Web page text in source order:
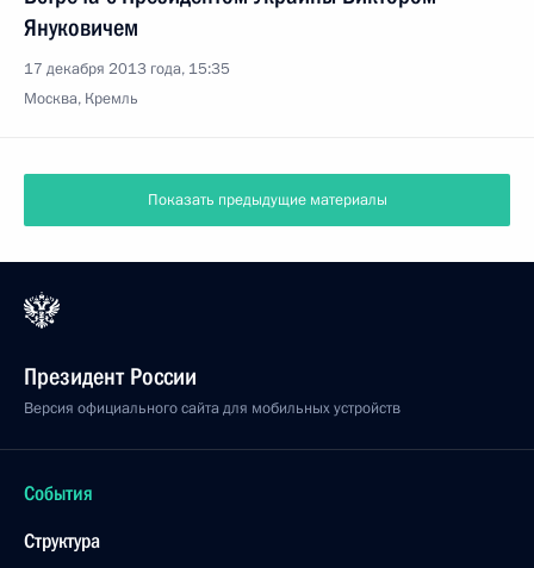
Януковичем
17 декабря 2013 года, 15:35
Москва, Кремль
Показать предыдущие материалы
Президент России
Версия официального сайта для мобильных устройств
События
Структура